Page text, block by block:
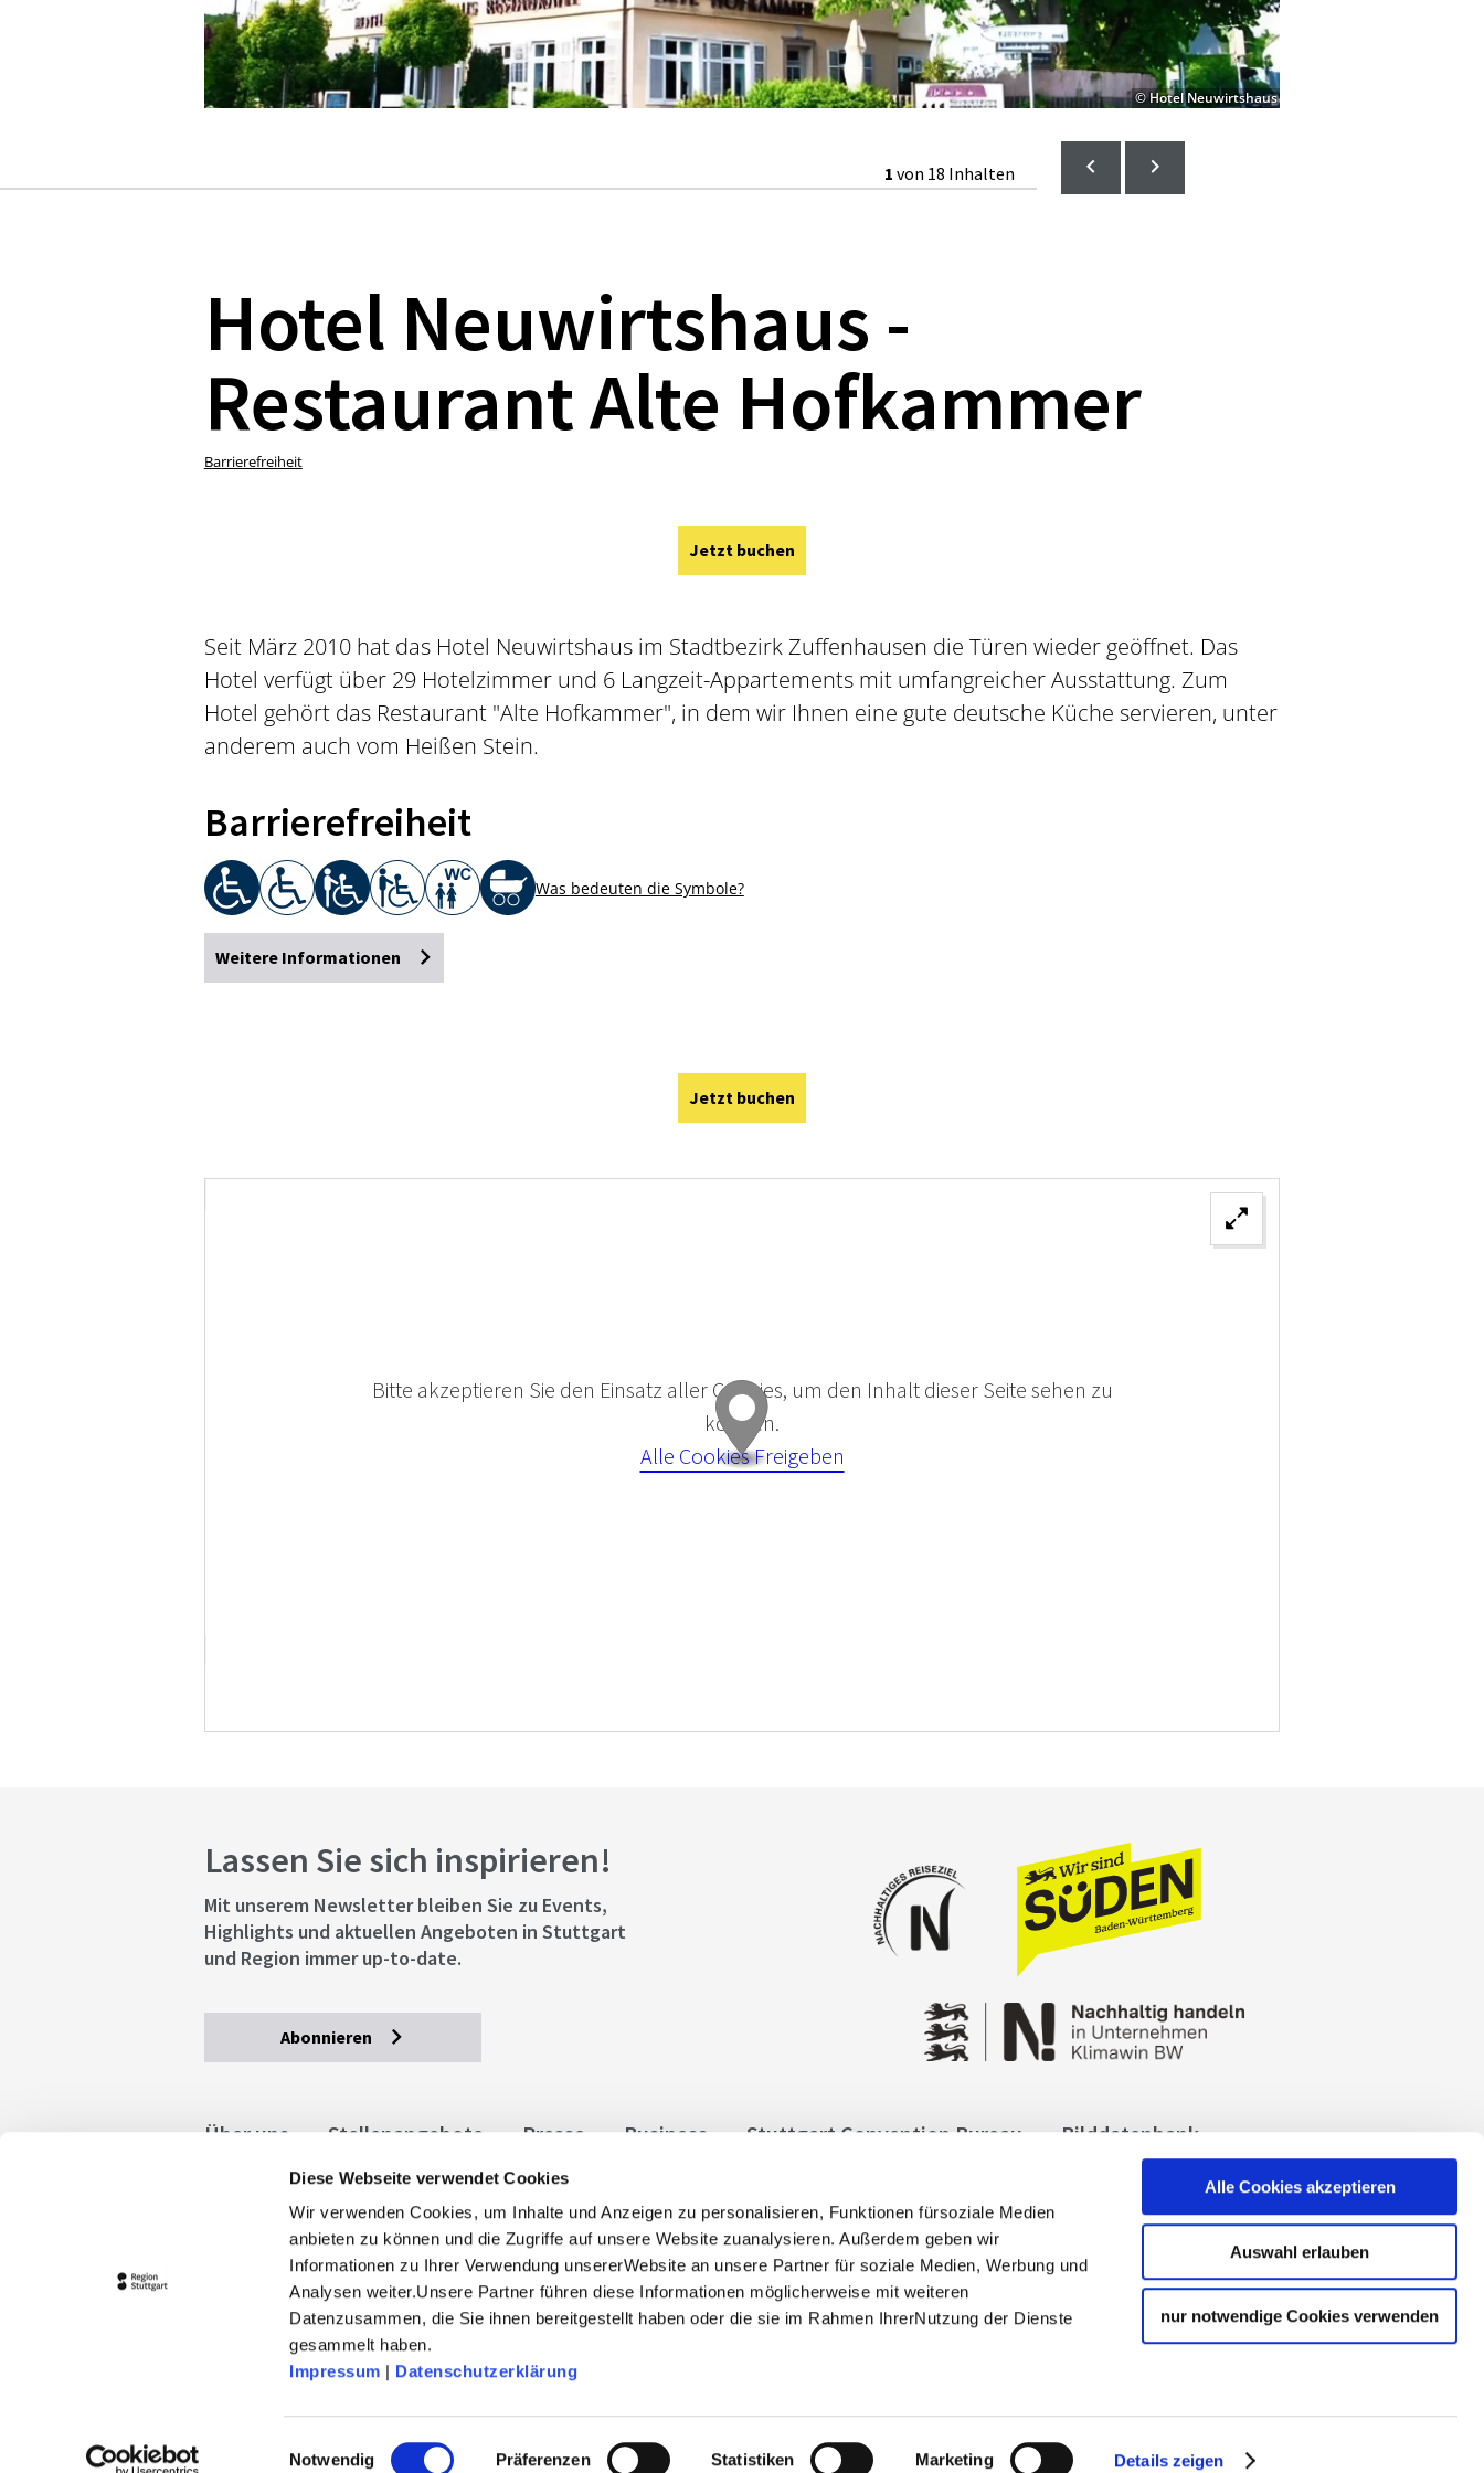
Diese Webseite verwendet Cookies
Wir verwenden Cookies, um Inhalte und Anzeigen zu personalisieren, Funktionen fürsoziale Medien
anbieten zu können und die Zugriffe auf unsere Website zuanalysieren. Außerdem geben wir
Informationen zu Ihrer Verwendung unsererWebsite an unsere Partner für soziale Medien, Werbung und
Analysen weiter.Unsere Partner führen diese Informationen möglicherweise mit weiteren
Datenzusammen, die Sie ihnen bereitgestellt haben oder die sie im Rahmen IhrerNutzung der Dienste
gesammelt haben.
Impressum | Datenschutzerklärung
Einwilligungsauswahl
Notwendig Präferenzen Statistiken Marketing Details zeigen
Alle Cookies akzeptieren
Auswahl erlauben
nur notwendige Cookies verwenden
© Hotel Neuwirtshaus
1 von 18 Inhalten
Hotel Neuwirtshaus -
Restaurant Alte Hofkammer
Barrierefreiheit
Jetzt buchen
Seit März 2010 hat das Hotel Neuwirtshaus im Stadtbezirk Zuffenhausen die Türen wieder geöffnet. Das
Hotel verfügt über 29 Hotelzimmer und 6 Langzeit-Appartements mit umfangreicher Ausstattung. Zum
Hotel gehört das Restaurant "Alte Hofkammer", in dem wir Ihnen eine gute deutsche Küche servieren, unter
anderem auch vom Heißen Stein.
Barrierefreiheit
Was bedeuten die Symbole?
Weitere Informationen
Jetzt buchen
Bitte akzeptieren Sie den Einsatz aller Cookies, um den Inhalt dieser Seite sehen zu
können.
Alle Cookies Freigeben
Lassen Sie sich inspirieren!
Mit unserem Newsletter bleiben Sie zu Events,
Highlights und aktuellen Angeboten in Stuttgart
und Region immer up-to-date.
Abonnieren
Über uns Stellenangebote Presse Business Stuttgart Convention Bureau
Bilddatenbank
Allgemeine Geschäftsbedingungen
stuttgart.de
Barrierefreiheit
© 2026 Stuttgart-Marketing GmbH, info@stuttgart-tourist.de
stuttgart-tourist.de und www.erlebnisregion-stuttgart.de sind die offiziellen Websites des Tourismuspartners der
Landeshauptstadt Stuttgart und der Regio Stuttgart Marketing- und Tourismus GmbH.